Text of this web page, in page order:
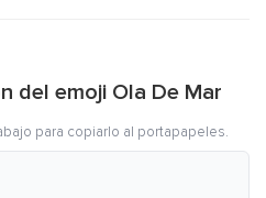
del emoji Ola De Mar
para copiarlo al portapapeles.